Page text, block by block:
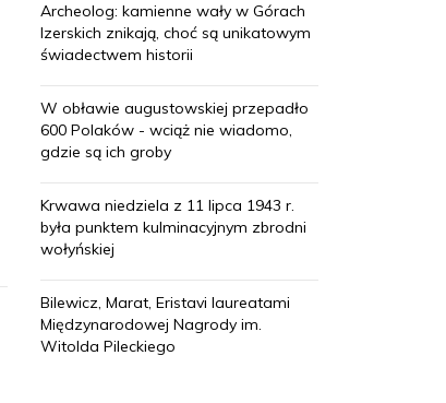
Archeolog: kamienne wały w Górach
Izerskich znikają, choć są unikatowym
świadectwem historii
W obławie augustowskiej przepadło
600 Polaków - wciąż nie wiadomo,
gdzie są ich groby
Krwawa niedziela z 11 lipca 1943 r.
była punktem kulminacyjnym zbrodni
wołyńskiej
Bilewicz, Marat, Eristavi laureatami
Międzynarodowej Nagrody im.
Witolda Pileckiego